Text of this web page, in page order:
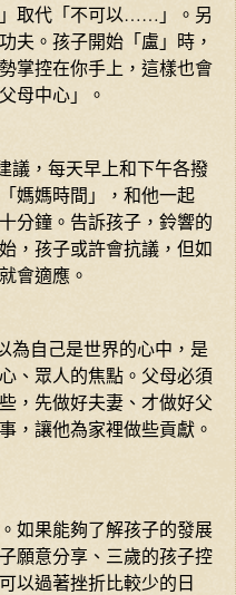
取代「不可以……」。另
夫。孩子開始「盧」時，
掌控在你手上，這樣也會
母中心」。
議，每天早上和下午各撥
媽媽時間」，和他一起
分鐘。告訴孩子，鈴響的
，孩子或許會抗議，但如
會適應。
為自己是世界的心中，是
、眾人的焦點。父母必須
，先做好夫妻、才做好父
，讓他為家裡做些貢獻。
如果能夠了解孩子的發展
願意分享、三歲的孩子控
以過著挫折比較少的日